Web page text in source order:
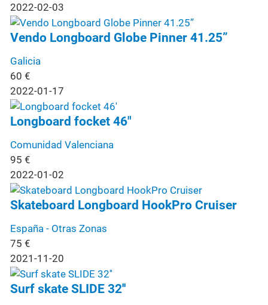
2022-02-03
Vendo Longboard Globe Pinner 41.25”
Galicia
60 €
2022-01-17
Longboard focket 46"
Comunidad Valenciana
95 €
2022-01-02
Skateboard Longboard HookPro Cruiser
España - Otras Zonas
75 €
2021-11-20
Surf skate SLIDE 32''